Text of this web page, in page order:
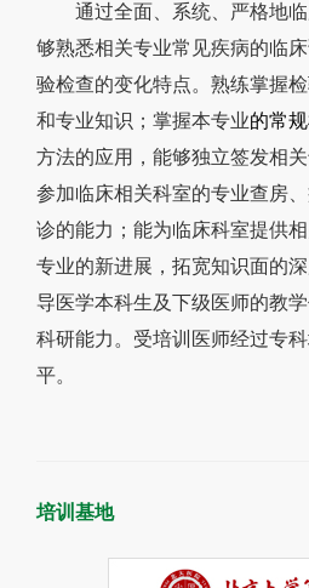
通过全面 系统 严格地
够熟悉相关专业常见疾病的临
验检查的变化特点。 熟练掌握
和专业知识 ； 掌握本专业的常
方法的应用， 能够独立签发相
参加临床相关科室的专业查房
诊的能力；能为临床科室提供
专业的新进展， 拓宽知识面的
导医学本科生及下级医师的教
科研能力。 受培训 医师经过专
平。
培训基地